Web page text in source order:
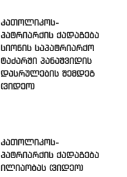
კათოლიკოს-
პატრიარქის ქადაგება
სიონის საპატრიარქო
ტაძარში პანაშვიდის
დასრულების შემდეგ
(ვიდეო)
კათოლიკოს-
პატრიარქის ქადაგება
ილიაობას (ვიდეო)